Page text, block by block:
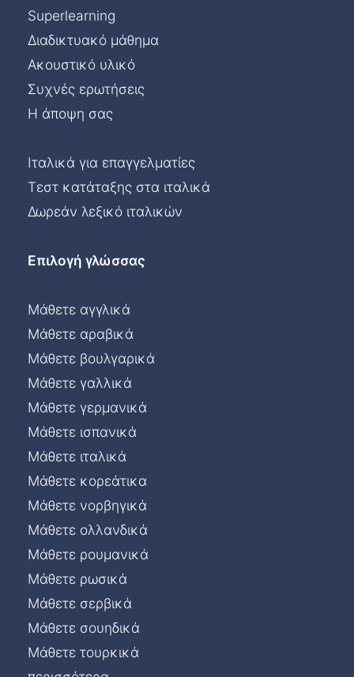
Superlearning
Διαδικτυακό μάθημα
Ακουστικό υλικό
Συχνές ερωτήσεις
Η άποψη σας
Ιταλικά για επαγγελματίες
Τεστ κατάταξης στα ιταλικά
Δωρεάν λεξικό ιταλικών
Επιλογή γλώσσας
Μάθετε αγγλικά
Μάθετε αραβικά
Μάθετε βουλγαρικά
Μάθετε γαλλικά
Μάθετε γερμανικά
Μάθετε ισπανικά
Μάθετε ιταλικά
Μάθετε κορεάτικα
Μάθετε νορβηγικά
Μάθετε ολλανδικά
Μάθετε ρουμανικά
Μάθετε ρωσικά
Μάθετε σερβικά
Μάθετε σουηδικά
Μάθετε τουρκικά